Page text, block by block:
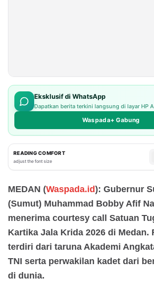
Eksklusif di WhatsApp
Dapatkan berita terkini langsung di layar HP
Waspada+ Gabung
READING COMFORT
adjust the font size
MEDAN (Waspada.id): Gubernur
(Sumut) Muhammad Bobby Afif
menerima courtesy call Satuan
Kartika Jala Krida 2026 di Medan.
terdiri dari taruna Akademi
TNI serta perwakilan kadet dari
di dunia.